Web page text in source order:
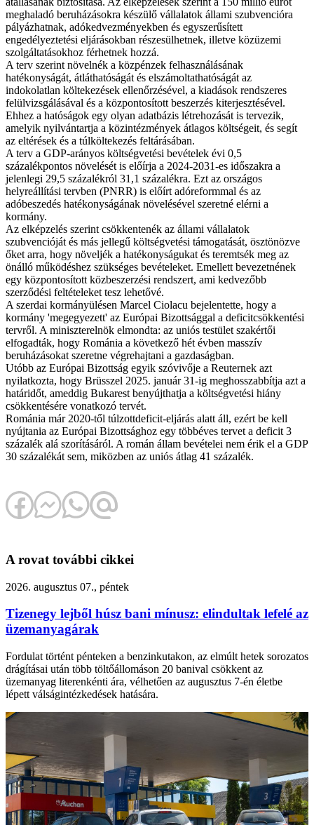
meghaladó beruházásokra készülő vállalatok állami szubvencióra
pályázhatnak, adókedvezményekben és egyszerűsített
engedélyeztetési eljárásokban részesülhetnek, illetve közüzemi
szolgáltatásokhoz férhetnek hozzá.
A terv szerint növelnék a közpénzek felhasználásának
hatékonyságát, átláthatóságát és elszámoltathatóságát az
indokolatlan költekezések ellenőrzésével, a kiadások rendszeres
felülvizsgálásával és a központosított beszerzés kiterjesztésével.
Ehhez a hatóságok egy olyan adatbázis létrehozását is tervezik,
amelyik nyilvántartja a közintézmények átlagos költségeit, és segít
az eltérések és a túlköltekezés feltárásában.
A terv a GDP-arányos költségvetési bevételek évi 0,5
százalékpontos növelését is előírja a 2024-2031-es időszakra a
jelenlegi 29,5 százalékról 31,1 százalékra. Ezt az országos
helyreállítási tervben (PNRR) is előírt adóreformmal és az
adóbeszedés hatékonyságának növelésével szeretné elérni a
kormány.
Az elképzelés szerint csökkentenék az állami vállalatok
szubvencióját és más jellegű költségvetési támogatását, ösztönözve
őket arra, hogy növeljék a hatékonyságukat és teremtsék meg az
önálló működéshez szükséges bevételeket. Emellett bevezetnének
egy központosított közbeszerzési rendszert, ami kedvezőbb
szerződési feltételeket tesz lehetővé.
A szerdai kormányülésen Marcel Ciolacu bejelentette, hogy a
kormány 'megegyezett' az Európai Bizottsággal a deficitcsökkentési
tervről. A miniszterelnök elmondta: az uniós testület szakértői
elfogadták, hogy Románia a következő hét évben masszív
beruházásokat szeretne végrehajtani a gazdaságban.
Utóbb az Európai Bizottság egyik szóvivője a Reuternek azt
nyilatkozta, hogy Brüsszel 2025. január 31-ig meghosszabbítja azt a
határidőt, ameddig Bukarest benyújthatja a költségvetési hiány
csökkentésére vonatkozó tervét.
Románia már 2020-től túlzottdeficit-eljárás alatt áll, ezért be kell
nyújtania az Európai Bizottsághoz egy többéves tervet a deficit 3
százalék alá szorításáról. A román állam bevételei nem érik el a GDP
30 százalékát sem, miközben az uniós átlag 41 százalék.
A rovat további cikkei
2026. augusztus 07., péntek
Tizenegy lejből húsz bani mínusz: elindultak lefelé az
üzemanyagárak
Fordulat történt pénteken a benzinkutakon, az elmúlt hetek sorozatos
drágításai után több töltőállomáson 20 banival csökkent az
üzemanyag literenkénti ára, vélhetően az augusztus 7-én életbe
lépett válságintézkedések hatására.